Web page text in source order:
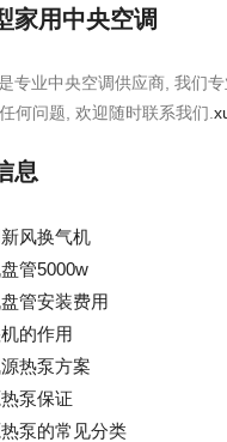
家用中央空调
专业中央空调供应商, 我们
何问题, 欢迎随时联系我们.
息
风换气机
管5000w
管安装费用
的作用
热泵方案
泵保证
泵的常见分类